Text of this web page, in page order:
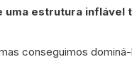
estrutura inflável
conseguimos